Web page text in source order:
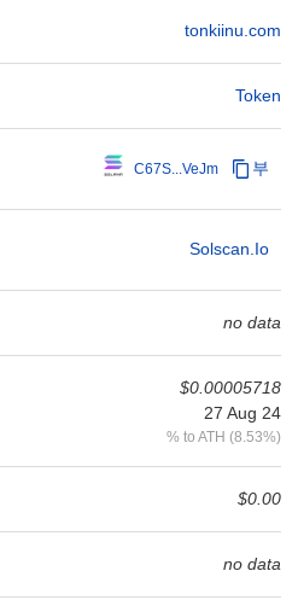
tonkiinu.com
Token
C67S...VeJm 부
Solscan.io
no data
$0.00005718
27 Aug 24
% to ATH (8.53%)
$0.00
no data